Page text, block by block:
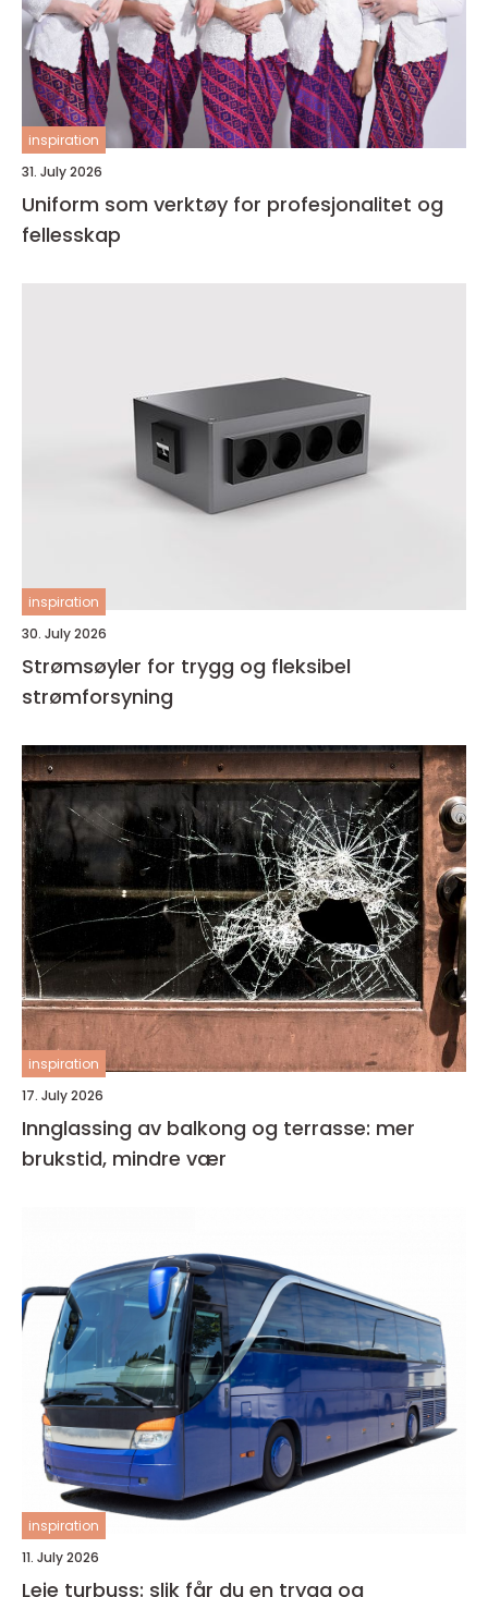
inspiration
31. July 2026
Uniform som verktøy for profesjonalitet og
fellesskap
inspiration
30. July 2026
Strømsøyler for trygg og fleksibel
strømforsyning
inspiration
17. July 2026
Innglassing av balkong og terrasse: mer
brukstid, mindre vær
inspiration
11. July 2026
Leie turbuss: slik får du en trygg og